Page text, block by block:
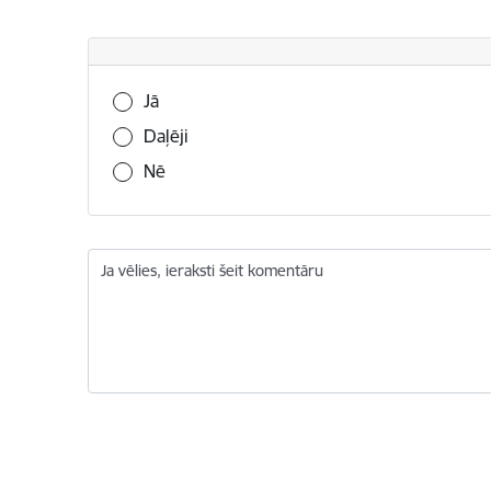
Vai šī informācija bija noderīga?
Jā
Daļēji
Nē
Ja vēlies, ieraksti šeit komentāru